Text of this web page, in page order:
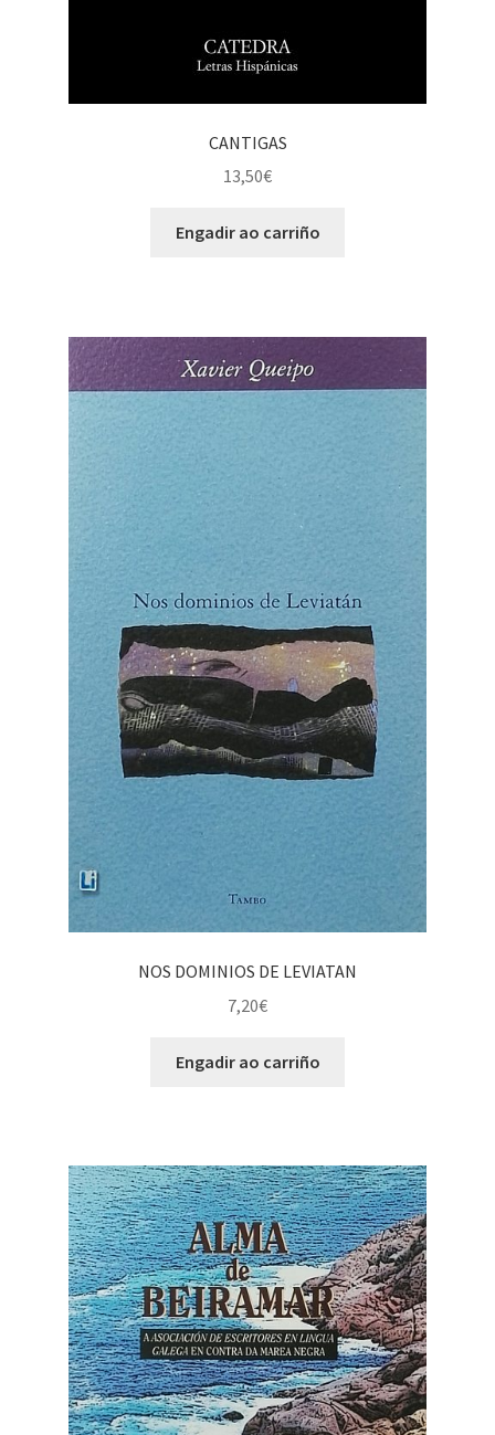
CANTIGAS
13,50€
Engadir ao carriño
NOS DOMINIOS DE LEVIATAN
7,20€
Engadir ao carriño